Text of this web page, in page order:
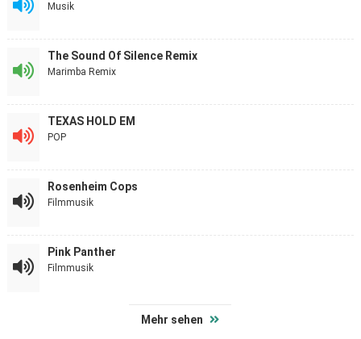
Musik
The Sound Of Silence Remix
Marimba Remix
TEXAS HOLD EM
POP
Rosenheim Cops
Filmmusik
Pink Panther
Filmmusik
Mehr sehen